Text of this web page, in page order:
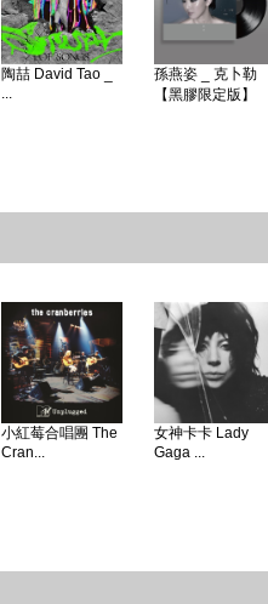
陶喆 David Tao _
...
孫燕姿 _ 克卜勒
【黑膠限定版】
小紅莓合唱團 The
Cran...
女神卡卡 Lady
Gaga ...